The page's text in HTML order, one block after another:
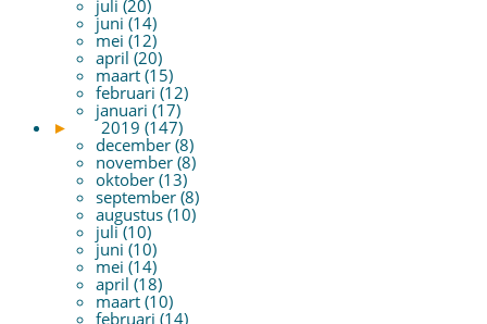
juli (20)
juni (14)
mei (12)
april (20)
maart (15)
februari (12)
januari (17)
►
2019 (147)
december (8)
november (8)
oktober (13)
september (8)
augustus (10)
juli (10)
juni (10)
mei (14)
april (18)
maart (10)
februari (14)